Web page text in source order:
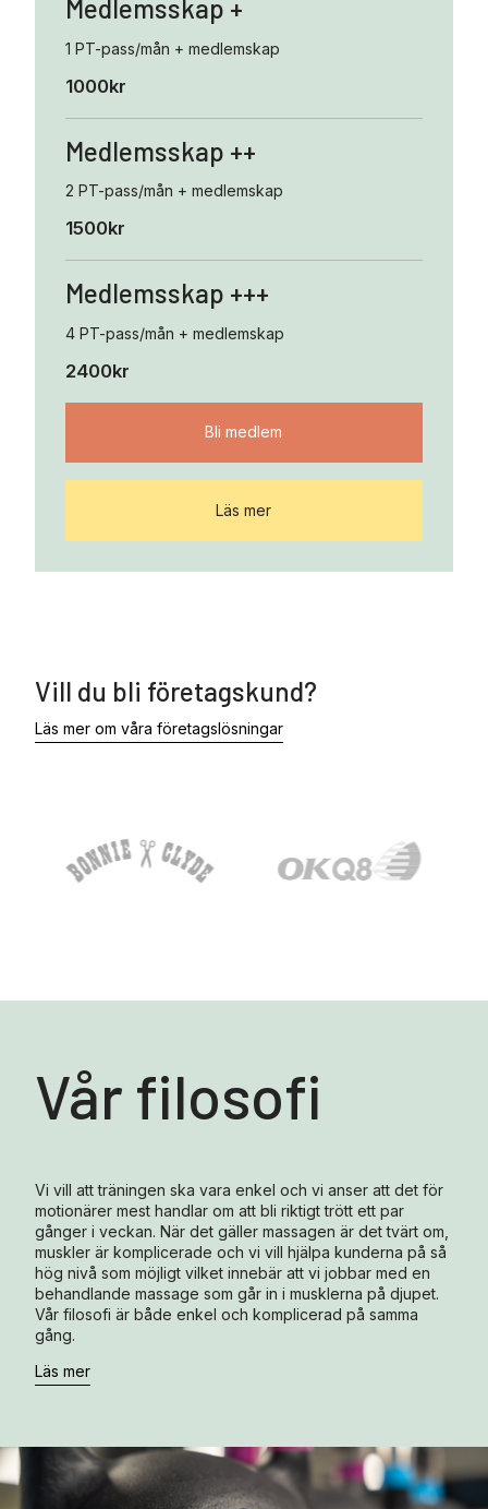
Medlemsskap +
1 PT-pass/mån + medlemskap
1000kr
Medlemsskap ++
2 PT-pass/mån + medlemskap
1500kr
Medlemsskap +++
4 PT-pass/mån + medlemskap
2400kr
Bli medlem
Läs mer
Vill du bli företagskund?
Läs mer om våra företagslösningar
Vår filosofi
Vi vill att träningen ska vara enkel och vi anser att det för
motionärer mest handlar om att bli riktigt trött ett par
gånger i veckan. När det gäller massagen är det tvärt om,
muskler är komplicerade och vi vill hjälpa kunderna på så
hög nivå som möjligt vilket innebär att vi jobbar med en
behandlande massage som går in i musklerna på djupet.
Vår filosofi är både enkel och komplicerad på samma
gång.
Läs mer